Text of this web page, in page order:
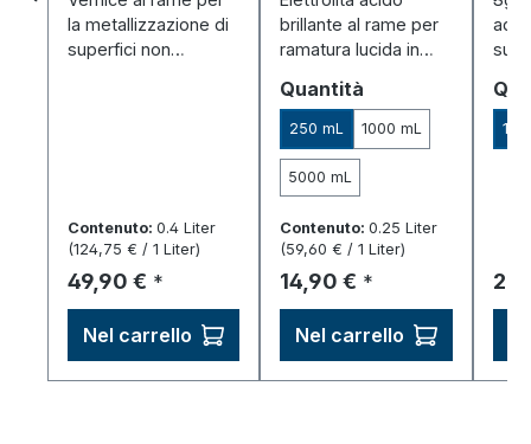
conduttive -
Spray (400 ml)
la metallizzazione di
superfici non
Contenuto: 0.4 Liter
(124,75 € / 1 Liter)
Prezzo normale:
49,90 € *
Nel carrello
brillante al rame per
ramatura lucida in
senza cianuro.
Seleziona
Quantità
250 mL 1000 mL
5000 mL
Contenuto:0.25 Liter
(59,60 € / 1 Liter)
Prezzo normale:
14,90 € *
Nel carrello
ad